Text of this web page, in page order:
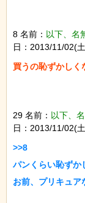
8 名前： 以下、名
日：2013/11/02(
29 名前： 以下、
日：2013/11/02(
>>8
パンくらい恥ずか